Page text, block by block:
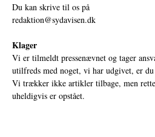
Du kan skrive til os på
redaktion@sydavisen.dk
Klager
Vi er tilmeldt pressenævnet og tager
utilfreds med noget, vi har udgivet, er
Vi trækker ikke artikler tilbage, men
uheldigvis er opstået.